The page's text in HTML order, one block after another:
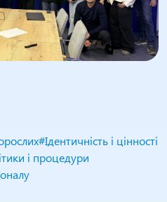
#Ідентичність і цінності
і процедури